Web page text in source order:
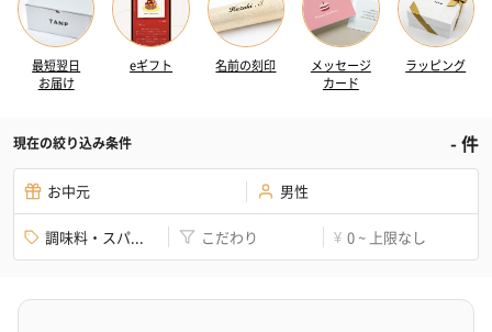
最短翌日
お届け
eギフト 名前の刻印
メッセージ
カード
ラッピング
現在の絞り込み条件 -件
お中元 男性
調味料・スパ... こだわり ¥ 0 ~ 上限なし